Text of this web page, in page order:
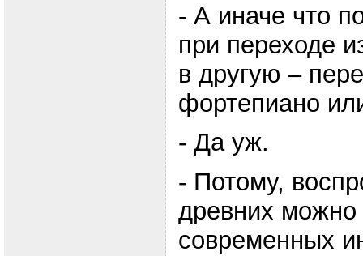
- А иначе что
при переходе
в другую –
фортепиано
- Да уж.
- Потому,
древних можно
современных